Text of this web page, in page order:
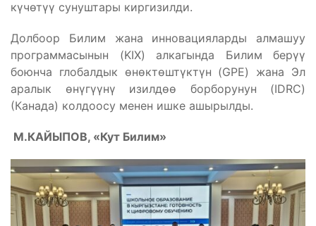
күчөтүү сунуштары киргизилди.
Долбоор Билим жана инновацияларды алмашуу
программасынын (KIX) алкагында Билим берүү
боюнча глобалдык өнөктөштүктүн (GPE) жана Эл
аралык өнүгүүнү изилдөө борборунун (IDRC)
(Канада) колдоосу менен ишке ашырылды.
М.КАЙЫПОВ, «Кут Билим»